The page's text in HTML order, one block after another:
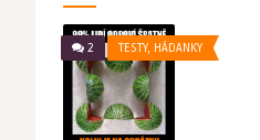
2 TESTY, HÁDANKY